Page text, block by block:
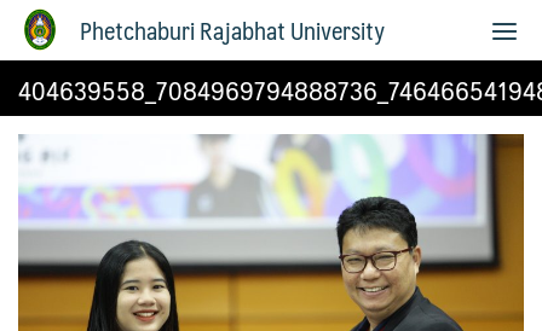
Phetchaburi Rajabhat University